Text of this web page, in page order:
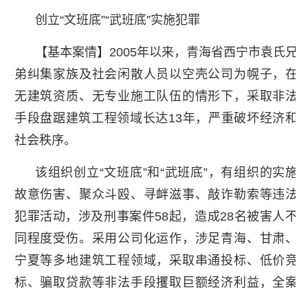
创立“文班底”“武班底”实施犯罪
【基本案情】2005年以来，青海省西宁市袁氏兄
弟纠集家族及社会闲散人员以空壳公司为幌子，在
无建筑资质、无专业施工队伍的情形下，采取非法
手段盘踞建筑工程领域长达13年，严重破坏经济和
社会秩序。
该组织创立“文班底”和“武班底”，有组织的实施
故意伤害、聚众斗殴、寻衅滋事、敲诈勒索等违法
犯罪活动，涉及刑事案件58起，造成28名被害人不
同程度受伤。采用公司化运作，涉足青海、甘肃、
宁夏等多地建筑工程领域，采取串通投标、低价竞
标、骗取贷款等非法手段攫取巨额经济利益，全案